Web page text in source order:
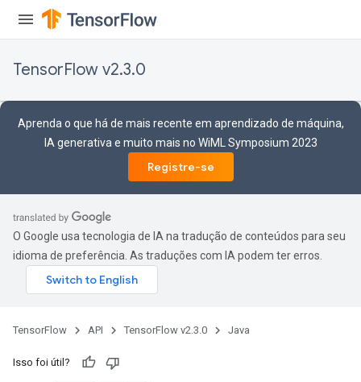
TensorFlow v2.3.0
Aprenda o que há de mais recente em aprendizado de máquina,
IA generativa e muito mais no WiML Symposium 2023
Registre-se
O Google usa tecnologia de IA na tradução de conteúdos para seu
idioma de preferência. As traduções com IA podem ter erros.
TensorFlow API TensorFlow v2.3.0 Java
Isso foi útil?